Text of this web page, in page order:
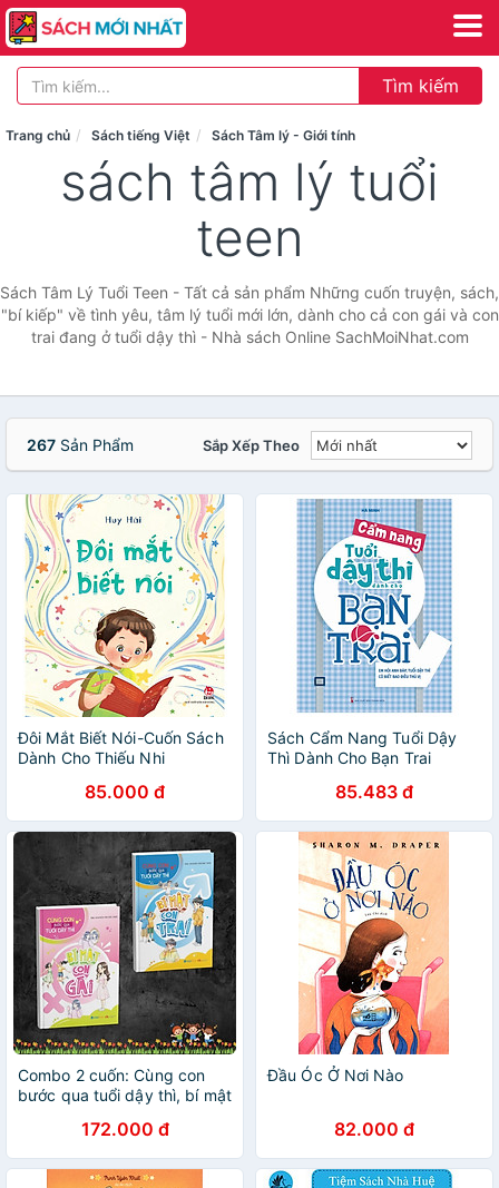
Tìm kiếm
Trang chủ Sách tiếng Việt Sách Tâm lý - Giới tính
sách tâm lý tuổi
teen
Sách Tâm Lý Tuổi Teen - Tất cả sản phẩm Những cuốn truyện, sách,
"bí kiếp" về tình yêu, tâm lý tuổi mới lớn, dành cho cả con gái và con
trai đang ở tuổi dậy thì - Nhà sách Online SachMoiNhat.com
267 Sản Phẩm Sắp Xếp Theo
Đôi Mắt Biết Nói-Cuốn Sách
Dành Cho Thiếu Nhi
85.000 đ
Sách Cẩm Nang Tuổi Dậy
Thì Dành Cho Bạn Trai
85.483 đ
Combo 2 cuốn: Cùng con
bước qua tuổi dậy thì, bí mật
172.000 đ
Đầu Óc Ở Nơi Nào
82.000 đ